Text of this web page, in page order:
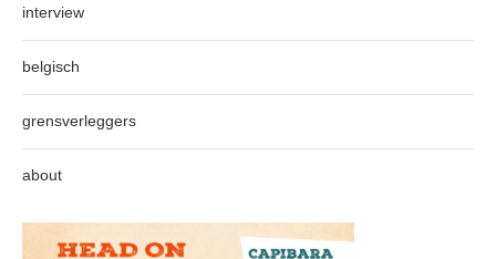
interview
belgisch
grensverleggers
about